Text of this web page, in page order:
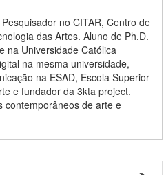
no CITAR, Centro de
das Artes. Aluno de Ph.D.
na Universidade Católica
na mesma universidade,
na ESAD, Escola Superior
e fundador da 3kta project.
contemporâneos de arte e